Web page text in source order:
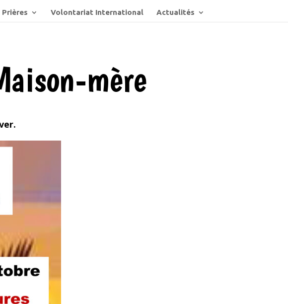
Prières Volontariat International Actualités
mère